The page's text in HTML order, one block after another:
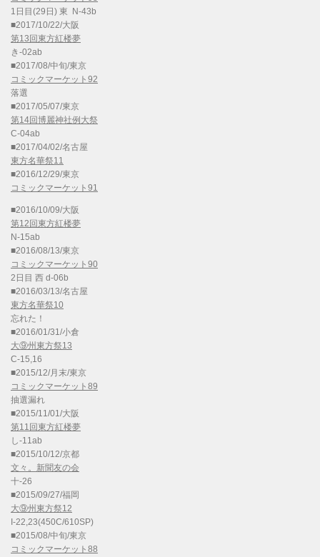
1日目(29日) 東 N-43b
■2017/10/22/大阪
第13回東方紅楼夢
き-02ab
■2017/08/中旬/東京
コミックマーケット92
落選
■2017/05/07/東京
第14回博麗神社例大祭
C-04ab
■2017/04/02/名古屋
東方名華祭11
■2016/12/29/東京
コミックマーケット91
■2016/10/09/大阪
第12回東方紅楼夢
N-15ab
■2016/08/13/東京
コミックマーケット90
2日目 西 d-06b
■2016/03/13/名古屋
東方名華祭10
忘れた！
■2016/01/31/小倉
大⑨州東方祭13
C-15,16
■2015/12/月末/東京
コミックマーケット89
抽選漏れ
■2015/11/01/大阪
第11回東方紅楼夢
し-11ab
■2015/10/12/京都
文々。新聞友の会
十-26
■2015/09/27/福岡
大⑨州東方祭12
I-22,23(450C/610SP)
■2015/08/中旬/東京
コミックマーケット88